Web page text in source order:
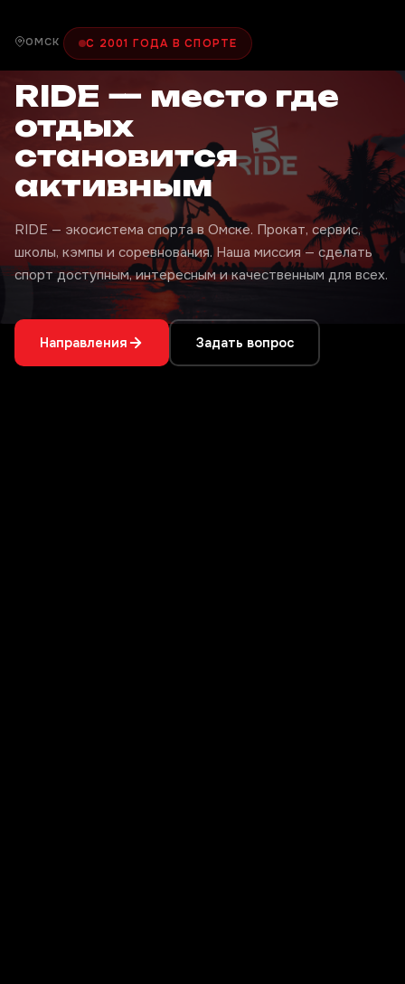
ОМСК С 2001 ГОДА В СПОРТЕ
RIDE — место где
отдых
становится
активным
RIDE — экосистема спорта в Омске. Прокат, сервис,
школы, кэмпы и соревнования. Наша миссия — сделать
спорт доступным, интересным и качественным для всех.
Направления Задать вопрос